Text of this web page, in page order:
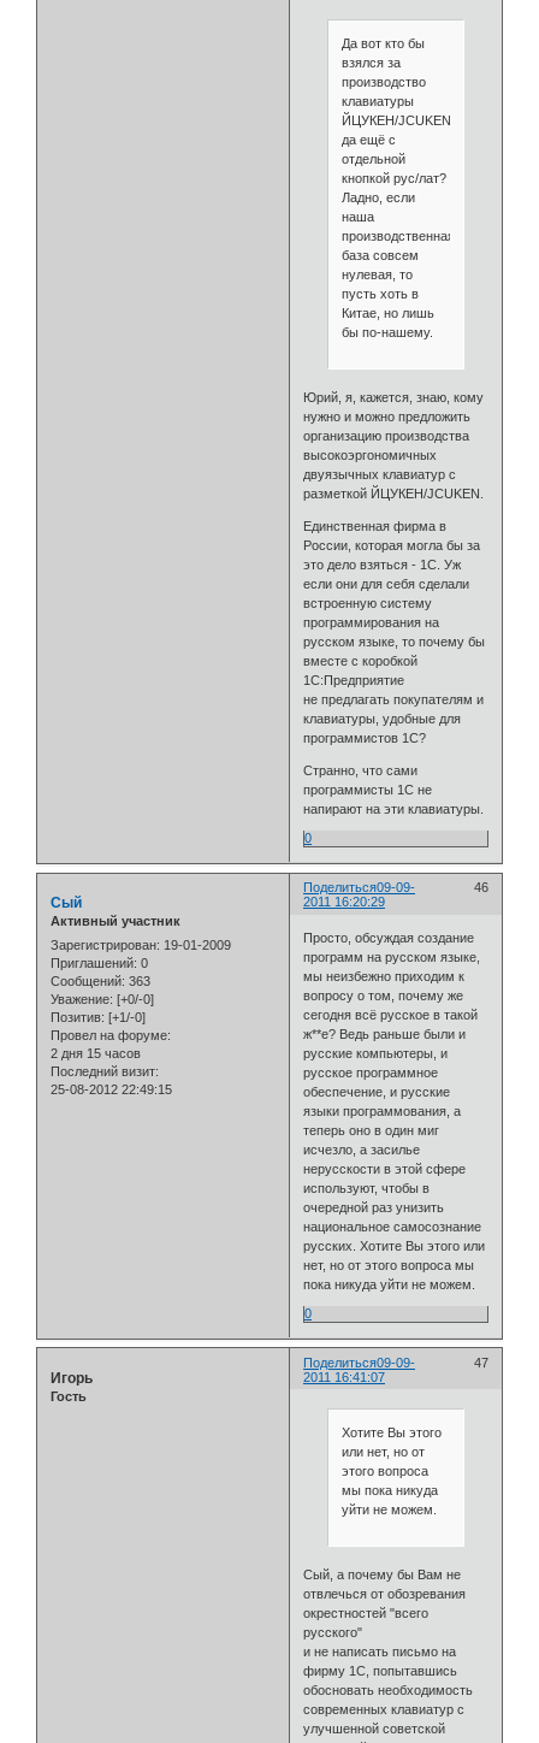
Да вот кто бы
взялся за
производство
клавиатуры
ЙЦУКЕН/JCUKEN,
да ещё с
отдельной
кнопкой рус/лат?
Ладно, если
наша
производственная
база совсем
нулевая, то
пусть хоть в
Китае, но лишь
бы по-нашему.
Юрий, я, кажется, знаю, кому
нужно и можно предложить
организацию производства
высокоэргономичных
двуязычных клавиатур с
разметкой ЙЦУКЕН/JCUKEN.
Единственная фирма в
России, которая могла бы за
это дело взяться - 1С. Уж
если они для себя сделали
встроенную систему
программирования на
русском языке, то почему бы
вместе с коробкой
1C:Предприятие
не предлагать покупателям и
клавиатуры, удобные для
программистов 1С?
Странно, что сами
программисты 1С не
напирают на эти клавиатуры.
0
Поделиться 46
09-09-
2011 16:20:29
Сый
Активный участник
Зарегистрирован: 19-01-2009
Приглашений: 0
Сообщений: 363
Уважение: [+0/-0]
Позитив: [+1/-0]
Провел на форуме:
2 дня 15 часов
Последний визит:
25-08-2012 22:49:15
Просто, обсуждая создание
программ на русском языке,
мы неизбежно приходим к
вопросу о том, почему же
сегодня всё русское в такой
ж**е? Ведь раньше были и
русские компьютеры, и
русское программное
обеспечение, и русские
языки программования, а
теперь оно в один миг
исчезло, а засилье
нерусскости в этой сфере
используют, чтобы в
очередной раз унизить
национальное самосознание
русских. Хотите Вы этого или
нет, но от этого вопроса мы
пока никуда уйти не можем.
0
Поделиться 47
09-09-
2011 16:41:07
Игорь
Гость
Хотите Вы этого
или нет, но от
этого вопроса
мы пока никуда
уйти не можем.
Сый, а почему бы Вам не
отвлечься от обозревания
окрестностей "всего
русского"
и не написать письмо на
фирму 1C, попытавшись
обосновать необходимость
современных клавиатур с
улучшенной советской